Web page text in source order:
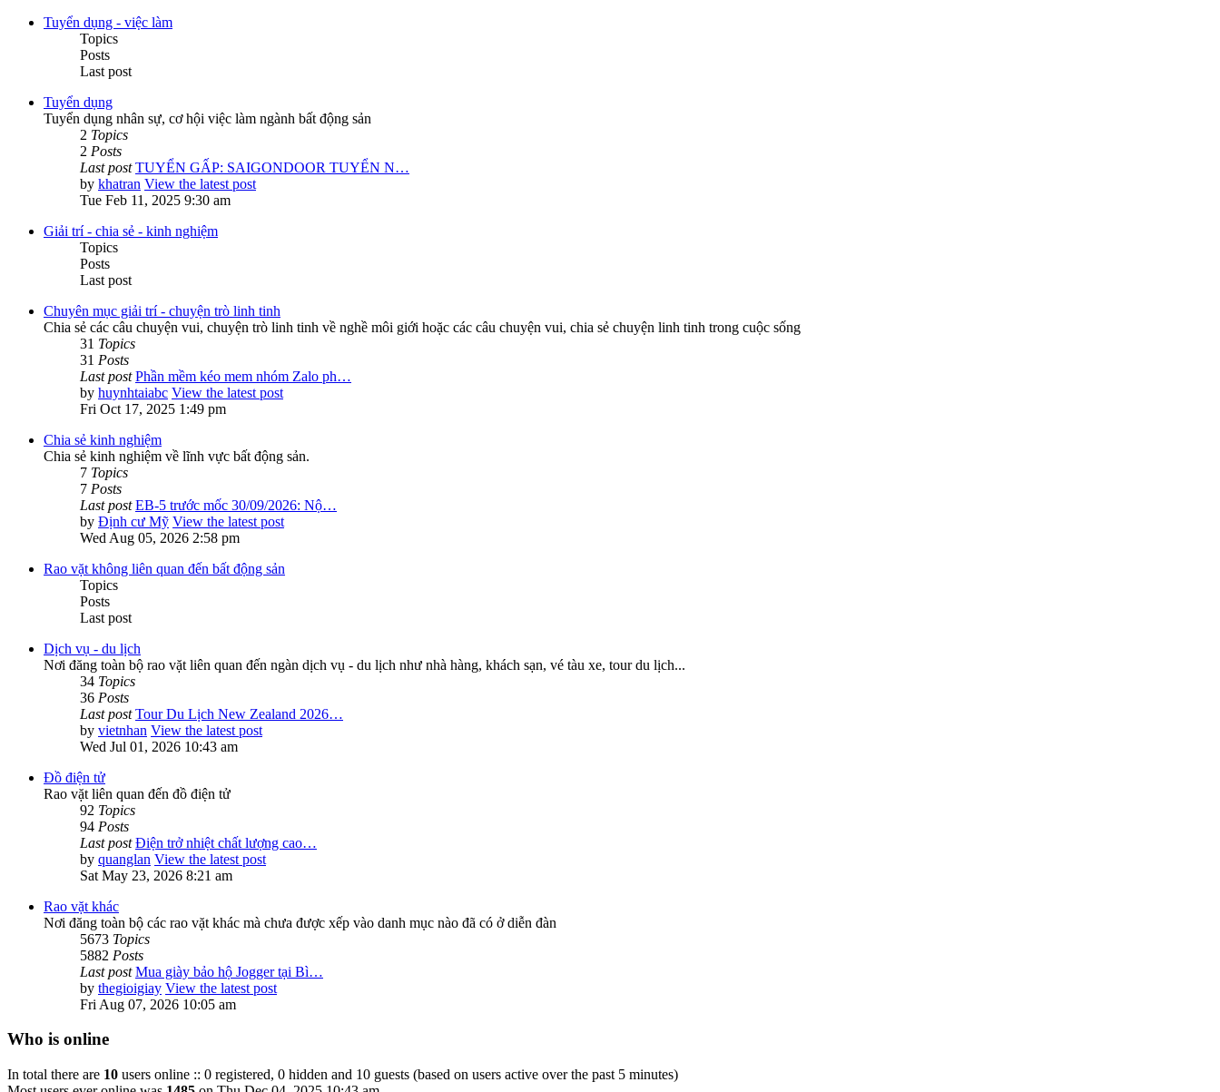
Tuyển dụng - việc làm
Topics
Posts
Last post
Tuyển dụng
Tuyển dụng nhân sự, cơ hội việc làm ngành bất động sản
2 Topics
2 Posts
Last post TUYỂN GẤP: SAIGONDOOR TUYỂN N…
by khatran View the latest post
Tue Feb 11, 2025 9:30 am
Giải trí - chia sẻ - kinh nghiệm
Topics
Posts
Last post
Chuyên mục giải trí - chuyện trò linh tinh
Chia sẻ các câu chuyện vui, chuyện trò linh tinh về nghề môi giới hoặc các câu chuyện vui, chia sẻ chuyện linh tinh trong cuộc sống
31 Topics
31 Posts
Last post Phần mềm kéo mem nhóm Zalo ph…
by huynhtaiabc View the latest post
Fri Oct 17, 2025 1:49 pm
Chia sẻ kinh nghiệm
Chia sẻ kinh nghiệm về lĩnh vực bất động sản.
7 Topics
7 Posts
Last post EB-5 trước mốc 30/09/2026: Nộ…
by Định cư Mỹ View the latest post
Wed Aug 05, 2026 2:58 pm
Rao vặt không liên quan đến bất động sản
Topics
Posts
Last post
Dịch vụ - du lịch
Nơi đăng toàn bộ rao vặt liên quan đến ngàn dịch vụ - du lịch như nhà hàng, khách sạn, vé tàu xe, tour du lịch...
34 Topics
36 Posts
Last post Tour Du Lịch New Zealand 2026…
by vietnhan View the latest post
Wed Jul 01, 2026 10:43 am
Đồ điện tử
Rao vặt liên quan đến đồ điện tử
92 Topics
94 Posts
Last post Điện trở nhiệt chất lượng cao…
by quanglan View the latest post
Sat May 23, 2026 8:21 am
Rao vặt khác
Nơi đăng toàn bộ các rao vặt khác mà chưa được xếp vào danh mục nào đã có ở diễn đàn
5673 Topics
5882 Posts
Last post Mua giày bảo hộ Jogger tại Bì…
by thegioigiay View the latest post
Fri Aug 07, 2026 10:05 am
Who is online
In total there are 10 users online :: 0 registered, 0 hidden and 10 guests (based on users active over the past 5 minutes)